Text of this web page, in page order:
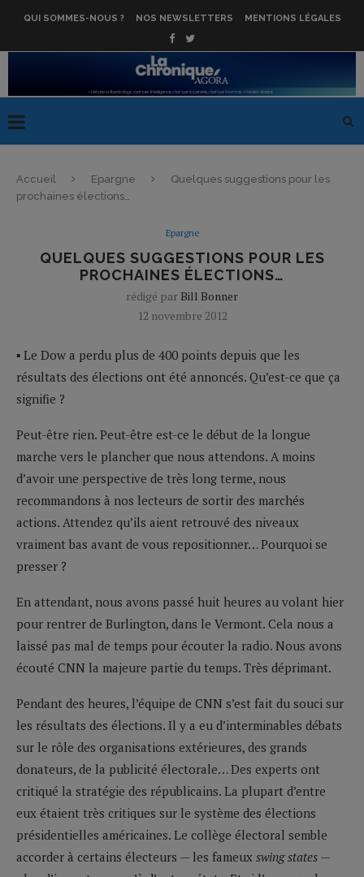
QUI SOMMES-NOUS ? NOS NEWSLETTERS MENTIONS LÉGALES
Accueil Epargne
Quelques suggestions pour les
prochaines élections…
Epargne
QUELQUES SUGGESTIONS POUR LES
PROCHAINES ÉLECTIONS…
rédigé par Bill Bonner
12 novembre 2012
▪ Le Dow a perdu plus de 400 points depuis que les
résultats des élections ont été annoncés. Qu’est-ce que ça
signifie ?
Peut-être rien. Peut-être est-ce le début de la longue
marche vers le plancher que nous attendons. A moins
d’avoir une perspective de très long terme, nous
recommandons à nos lecteurs de sortir des marchés
actions. Attendez qu’ils aient retrouvé des niveaux
vraiment bas avant de vous repositionner… Pourquoi se
presser ?
En attendant, nous avons passé huit heures au volant hier
pour rentrer de Burlington, dans le Vermont. Cela nous a
laissé pas mal de temps pour écouter la radio. Nous avons
écouté CNN la majeure partie du temps. Très déprimant.
Pendant des heures, l’équipe de CNN s’est fait du souci sur
les résultats des élections. Il y a eu d’interminables débats
sur le rôle des organisations extérieures, des grands
donateurs, de la publicité électorale… Des experts ont
critiqué la stratégie des républicains. La plupart d’entre
eux étaient très critiques sur le système des élections
présidentielles américaines. Le collège électoral semble
accorder à certains électeurs — les fameux swing states —